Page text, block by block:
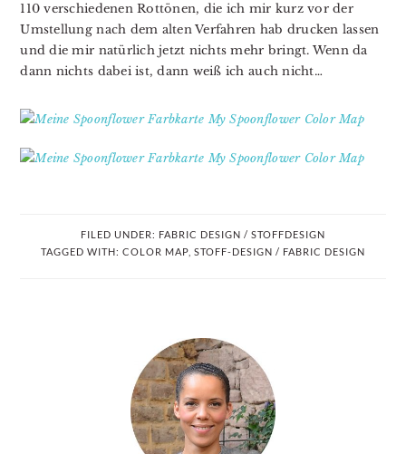
110 verschiedenen Rottönen, die ich mir kurz vor der
Umstellung nach dem alten Verfahren hab drucken lassen
und die mir natürlich jetzt nichts mehr bringt. Wenn da
dann nichts dabei ist, dann weiß ich auch nicht…
FILED UNDER: FABRIC DESIGN / STOFFDESIGN
TAGGED WITH: COLOR MAP STOFF-DESIGN / FABRIC DESIGN